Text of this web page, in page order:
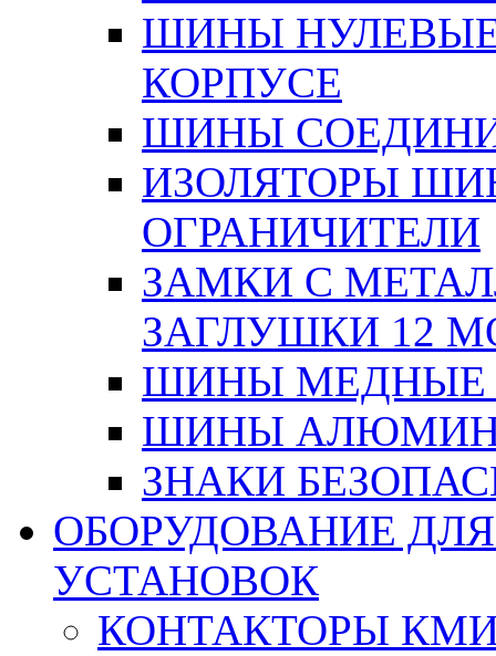
ШИНЫ
КОРПУСЕ
ШИНЫ
ИЗОЛЯТОРЫ
ОГРАНИЧИТЕЛИ
ЗАМКИ С
ЗАГЛУШКИ 12
ШИНЫ МЕДНЫЕ
ШИНЫ
ЗНАКИ
ОБОРУДОВАНИЕ
УСТАНОВОК
КОНТАКТОРЫ